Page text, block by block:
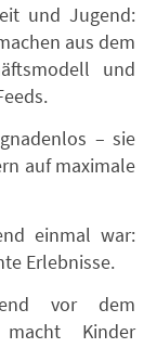
und Jugend:
aus dem
und
– sie
auf maximale
einmal war:
Erlebnisse.
vor dem
Kinder